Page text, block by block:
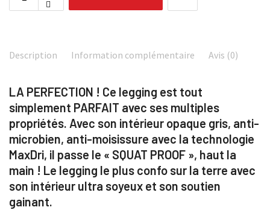
Description Information complémentaire Avis (0)
LA PERFECTION ! Ce legging est tout
simplement PARFAIT avec ses multiples
propriétés. Avec son intérieur opaque gris, anti-
microbien, anti-moisissure avec la technologie
MaxDri, il passe le « SQUAT PROOF », haut la
main ! Le legging le plus confo sur la terre avec
son intérieur ultra soyeux et son soutien
gainant.